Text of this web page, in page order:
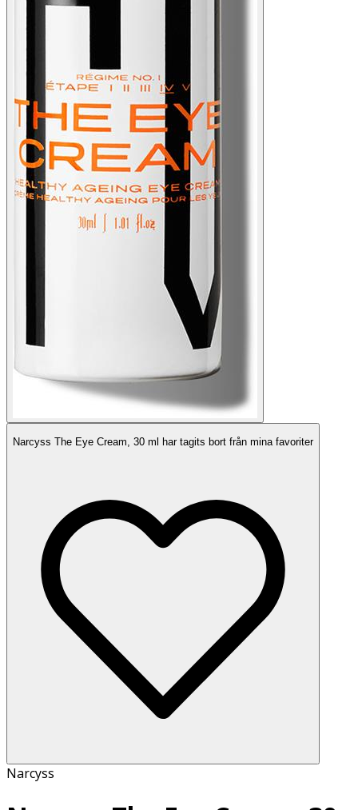
Narcyss The Eye Cream, 30 ml har tagits bort från mina favoriter
Narcyss